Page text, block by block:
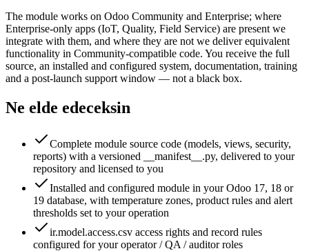
The module works on Odoo Community and Enterprise; where
Enterprise-only apps (IoT, Quality, Field Service) are present we
integrate with them, and where they are not we deliver equivalent
functionality in Community-compatible code. You receive the full
source, an installed and configured system, documentation, training
and a post-launch support window — not a black box.
Ne elde edeceksin
Complete module source code (models, views, security,
reports) with a versioned __manifest__.py, delivered to your
repository and licensed to you
Installed and configured module in your Odoo 17, 18 or
19 database, with temperature zones, product rules and alert
thresholds set to your operation
ir.model.access.csv access rights and record rules
configured for your operator / QA / auditor roles